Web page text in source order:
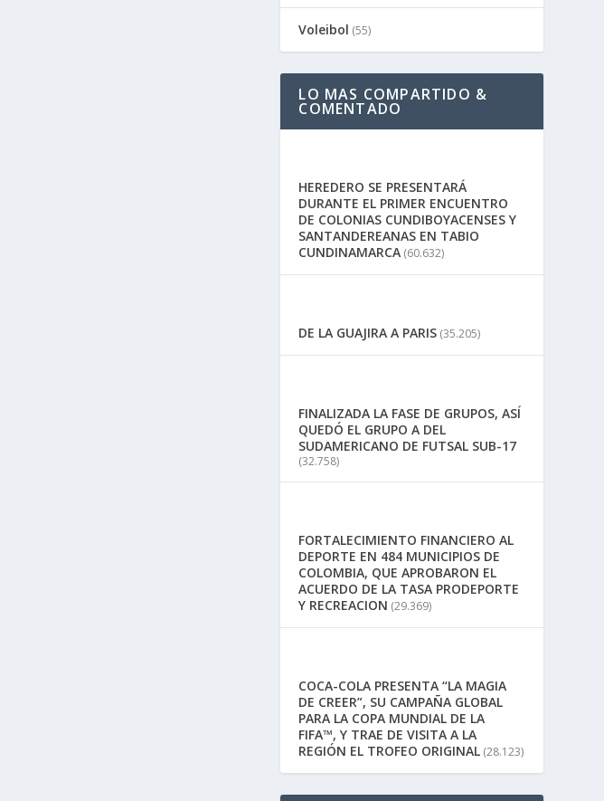
Voleibol (55)
LO MAS COMPARTIDO &
COMENTADO
HEREDERO SE PRESENTARÁ
DURANTE EL PRIMER ENCUENTRO
DE COLONIAS CUNDIBOYACENSES Y
SANTANDEREANAS EN TABIO
CUNDINAMARCA (60.632)
DE LA GUAJIRA A PARIS (35.205)
FINALIZADA LA FASE DE GRUPOS, ASÍ
QUEDÓ EL GRUPO A DEL
SUDAMERICANO DE FUTSAL SUB-17
(32.758)
FORTALECIMIENTO FINANCIERO AL
DEPORTE EN 484 MUNICIPIOS DE
COLOMBIA, QUE APROBARON EL
ACUERDO DE LA TASA PRODEPORTE
Y RECREACION (29.369)
COCA-COLA PRESENTA “LA MAGIA
DE CREER”, SU CAMPAÑA GLOBAL
PARA LA COPA MUNDIAL DE LA
FIFA™, Y TRAE DE VISITA A LA
REGIÓN EL TROFEO ORIGINAL (28.123)